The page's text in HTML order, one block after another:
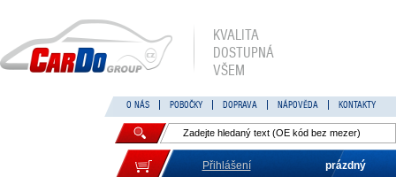
KVALITA
DOSTUPNÁ
VŠEM
O NÁS POBOČKY DOPRAVA NÁPOVĚDA KONTAKTY
Přihlášení prázdný